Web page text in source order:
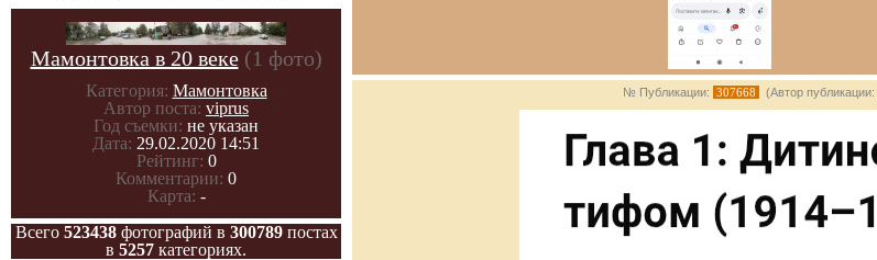
Мамонтовка в 20 веке (1 фото)
Категория: Мамонтовка
Автор поста: viprus
Год съемки: не указан
Дата: 29.02.2020 14:51
Рейтинг: 0
Комментарии: 0
Карта: -
Всего 523438фотографий в 300789постах
в 5257 категориях.
№ Публикации: 307668 (Автор публикации: